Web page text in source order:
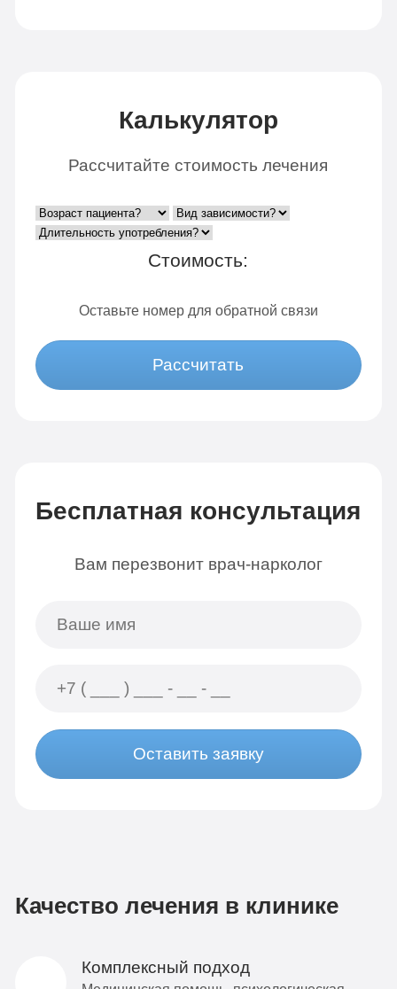
Калькулятор
Рассчитайте стоимость лечения
Стоимость:
Оставьте номер для обратной связи
Рассчитать
Бесплатная консультация
Вам перезвонит врач-нарколог
Оставить заявку
Качество лечения в клинике
Комплексный подход